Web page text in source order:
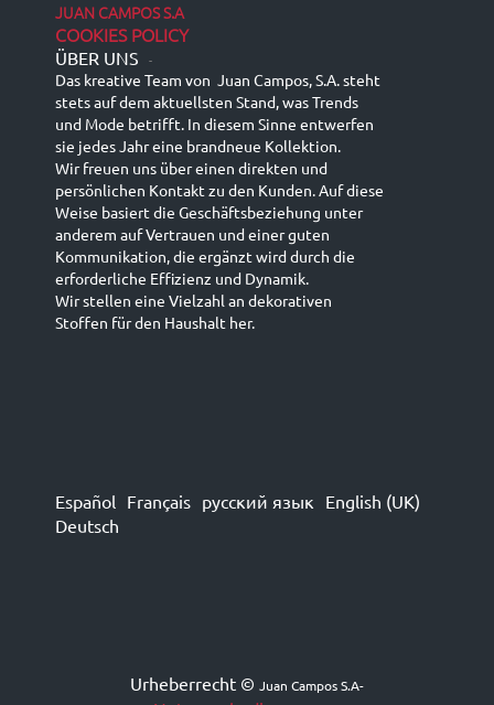
JUAN CAMPOS S.A
COOKIES POLICY
ÜBER UNS -
Das kreative Team von Juan Campos, S.A. steht
stets auf dem aktuellsten Stand, was Trends
und Mode betrifft. In diesem Sinne entwerfen
sie jedes Jahr eine brandneue Kollektion.
Wir freuen uns über einen direkten und
persönlichen Kontakt zu den Kunden. Auf diese
Weise basiert die Geschäftsbeziehung unter
anderem auf Vertrauen und einer guten
Kommunikation, die ergänzt wird durch die
erforderliche Effizienz und Dynamik.
Wir stellen eine Vielzahl an dekorativen
Stoffen für den Haushalt her.
Español Français русский язык English (UK)
Deutsch
Urheberrecht © Juan Campos S.A-